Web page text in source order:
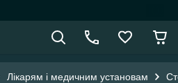
Лікарям і медичним установам